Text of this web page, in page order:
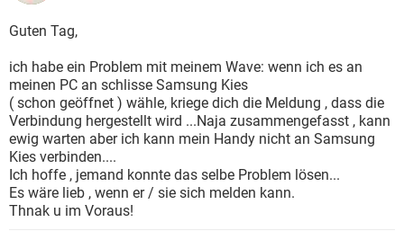
FACEBOOK
WHATSAPP
ANDROID
WINDOWS 10
WHATSAPP TIKTOK
FACEBOOK HARDWARE
SPIELE
WINDOWS 10 INSTAGRAM
WHATSAPP TIKTOK
FACEBOOK HARDWARE
Guten Tag,
ich habe ein Problem mit meinem Wave: wenn ich es an
meinen PC an schlisse Samsung Kies
( schon geöffnet ) wähle, kriege dich die Meldung , dass die
Verbindung hergestellt wird ...Naja zusammengefasst , kann
ewig warten aber ich kann mein Handy nicht an Samsung
Kies verbinden....
Ich hoffe , jemand konnte das selbe Problem lösen...
Es wäre lieb , wenn er / sie sich melden kann.
Thnak u im Voraus!